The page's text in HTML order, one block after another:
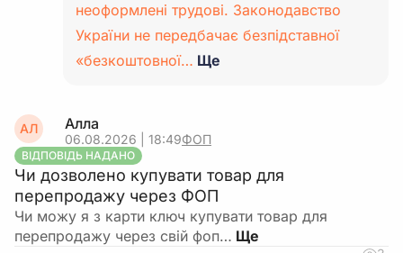
неоформлені трудові. Законодавство
України не передбачає безпідставної
«безкоштовної… Ще
АЛ Алла
06.08.2026 | 18:49ФОП
ВІДПОВІДЬ НАДАНО
Чи дозволено купувати товар для
перепродажу через ФОП
Чи можу я з карти ключ купувати товар для
перепродажу через свій фоп…